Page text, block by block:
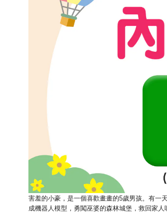
害羞的小豪，是一個喜歡畫畫的5歲男孩。有一
成機器人模型，勇闖巫婆的森林城堡，救回家人